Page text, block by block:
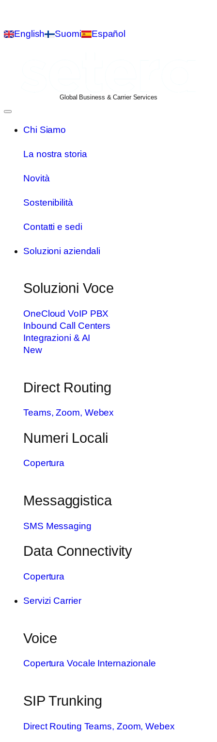
English Suomi Español
Global Business & Carrier Services
Chi Siamo
La nostra storia
Novità
Sostenibilità
Contatti e sedi
Soluzioni aziendali
Soluzioni Voce
OneCloud VoIP PBX
Inbound Call Centers
Integrazioni & AI
New
Direct Routing
Teams, Zoom, Webex
Numeri Locali
Copertura
Messaggistica
SMS Messaging
Data Connectivity
Copertura
Servizi Carrier
Voice
Copertura Vocale Internazionale
SIP Trunking
Direct Routing Teams, Zoom, Webex